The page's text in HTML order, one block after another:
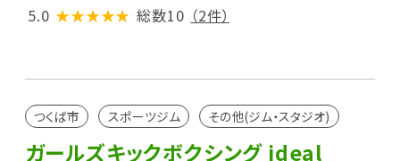
5.0 ★★★★★ 総数10 （2件）
つくば市 スポーツジム その他(ジム・スタジオ)
ガールズキックボクシング ideal